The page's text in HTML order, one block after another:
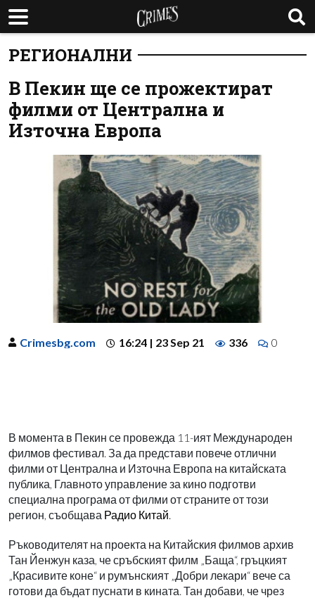
РЕГИОНАЛНИ
В Пекин ще се прожектират
филми от Централна и
Източна Европа
Crimesbg.com 16:24 | 23 Sep 21 336 0
В момента в Пекин се провежда 11-ият Международен
филмов фестивал. За да представи повече отлични
филми от Централна и Източна Европа на китайската
публика, Главното управление за кино подготви
специална програма от филми от страните от този
регион, съобщава Радио Китай.
Ръководителят на проекта на Китайския филмов архив
Тан Йенжун каза, че сръбският филм „Баща“, гръцкият
„Красивите коне“ и румънският „Добри лекари“ вече са
готови да бъдат пуснати в кината. Тан добави, че чрез